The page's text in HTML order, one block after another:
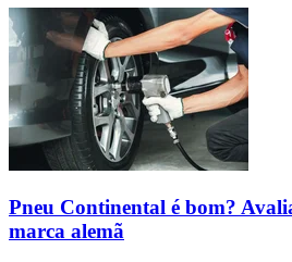
Pneu Continental é bom?
marca alemã